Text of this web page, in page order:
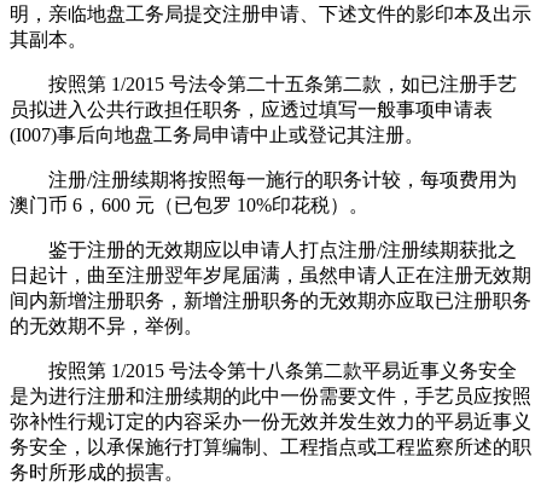
明，亲临地盘工务局提交注册申请、下述文件的影印本及出示
其副本。
按照第 1/2015 号法令第二十五条第二款，如已注册手艺
员拟进入公共行政担任职务，应透过填写一般事项申请表
(I007)事后向地盘工务局申请中止或登记其注册。
注册/注册续期将按照每一施行的职务计较，每项费用为
澳门币 6，600 元（已包罗 10%印花税）。
鉴于注册的无效期应以申请人打点注册/注册续期获批之
日起计，曲至注册翌年岁尾届满，虽然申请人正在注册无效期
间内新增注册职务，新增注册职务的无效期亦应取已注册职务
的无效期不异，举例。
按照第 1/2015 号法令第十八条第二款平易近事义务安全
是为进行注册和注册续期的此中一份需要文件，手艺员应按照
弥补性行规订定的内容采办一份无效并发生效力的平易近事义
务安全，以承保施行打算编制、工程指点或工程监察所述的职
务时所形成的损害。